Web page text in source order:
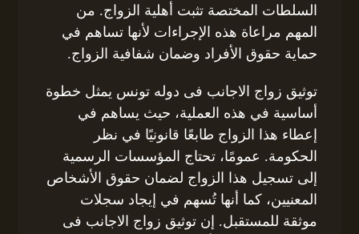
السلطات المختصة تثبت أهلية الزواج. من
المهم مراعاة هذه الإجراءات لأنها تساهم في
حماية حقوق الأفراد وضمان شفافية الزواج.
توثيق زواج الاجانب فى دوله تونس يمثل خطوة
أساسية في هذه العملية، حيث يساهم في
إعطاء هذا الزواج طابعًا قانونيًا في نظر
الحكومة. عمومًا، تحتاج المؤسسات الرسمية
إلى تسجيل هذا الزواج لضمان حقوق الأشخاص
المعنيين، كما أنها تُسهم في إيجاد سجلات
موثقة للمستقبل. إن توثيق زواج الاجانب فى